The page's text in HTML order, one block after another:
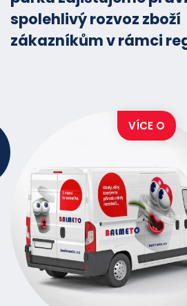
spolehlivý rozvoz zboží
zákazníkům v rámci
VÍCE O